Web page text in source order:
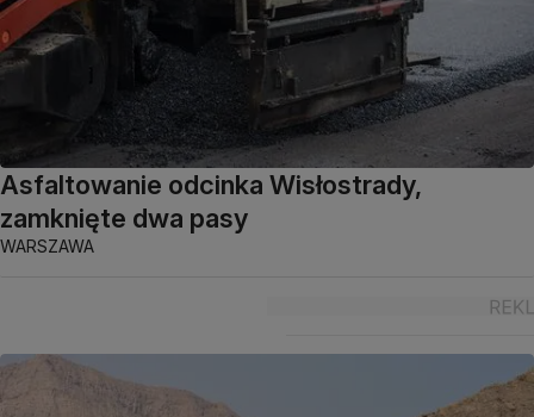
Asfaltowanie odcinka Wisłostrady,
zamknięte dwa pasy
WARSZAWA